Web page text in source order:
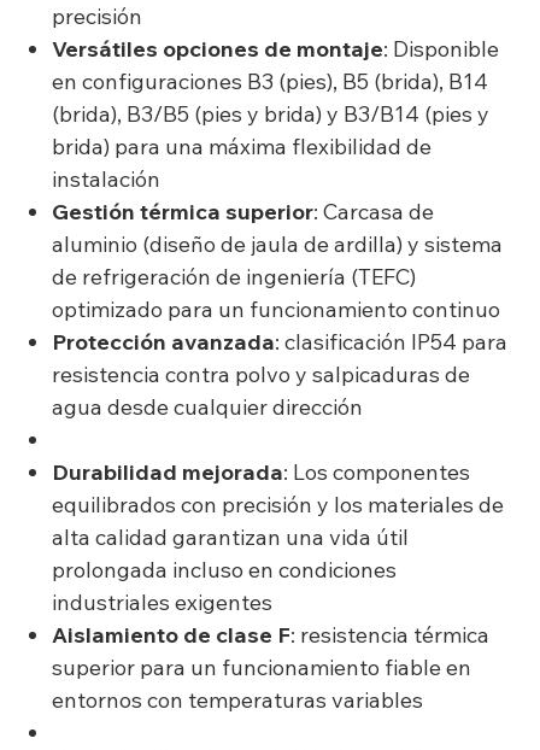
precisión
Versátiles opciones de montaje: Disponible
en configuraciones B3 (pies), B5 (brida), B14
(brida), B3/B5 (pies y brida) y B3/B14 (pies y
brida) para una máxima flexibilidad de
instalación
Gestión térmica superior: Carcasa de
aluminio (diseño de jaula de ardilla) y sistema
de refrigeración de ingeniería (TEFC)
optimizado para un funcionamiento continuo
Protección avanzada: clasificación IP54 para
resistencia contra polvo y salpicaduras de
agua desde cualquier dirección
Durabilidad mejorada: Los componentes
equilibrados con precisión y los materiales de
alta calidad garantizan una vida útil
prolongada incluso en condiciones
industriales exigentes
Aislamiento de clase F: resistencia térmica
superior para un funcionamiento fiable en
entornos con temperaturas variables